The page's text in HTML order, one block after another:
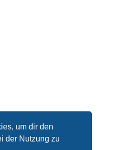
um dir den
der Nutzung zu